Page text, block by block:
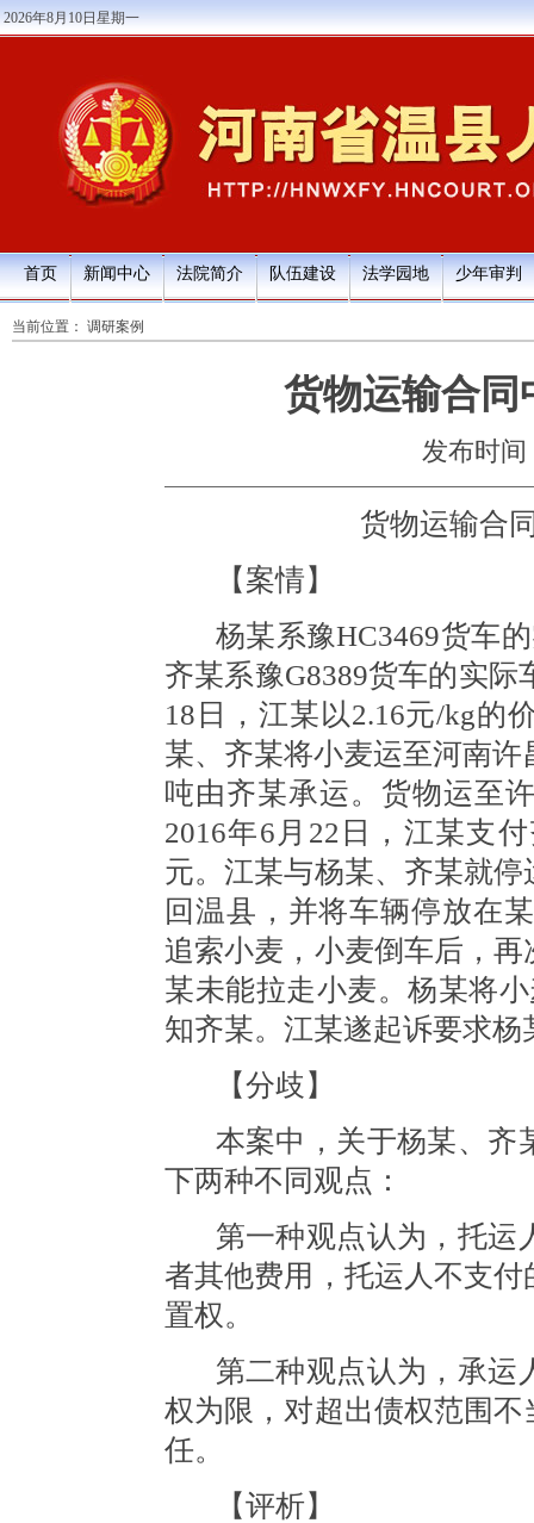
2026年8月10日星期一
首页 新闻中心 法院简介 队伍建设 法学园地 少年审判
当前位置： 调研案例
货物运输合同
发布时间
货物运输合
【案情】
杨某系豫HC3469货车
齐某系豫G8389货车的实
18日，江某以2.16元/kg的
某、齐某将小麦运至河南许
吨由齐某承运。货物运至
2016年6月22日，江某支
元。江某与杨某、齐某就
回温县，并将车辆停放在
追索小麦，小麦倒车后，
某未能拉走小麦。杨某将
知齐某。江某遂起诉要求
【分歧】
本案中，关于杨某、齐
下两种不同观点：
第一种观点认为，托运
者其他费用，托运人不支
置权。
第二种观点认为，承运
权为限，对超出债权范围
任。
【评析】